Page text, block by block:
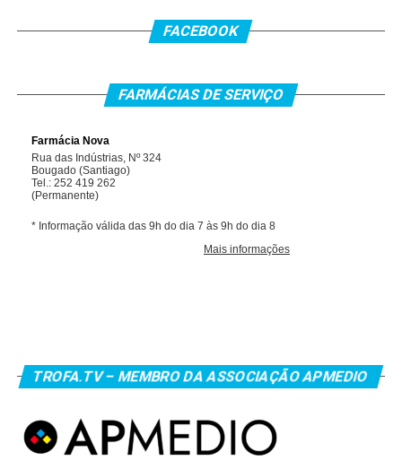
FACEBOOK
FARMÁCIAS DE SERVIÇO
TROFA.TV – MEMBRO DA ASSOCIAÇÃO APMEDIO